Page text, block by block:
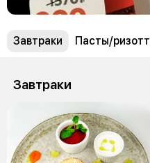
Завтраки Пасты/
Завтраки